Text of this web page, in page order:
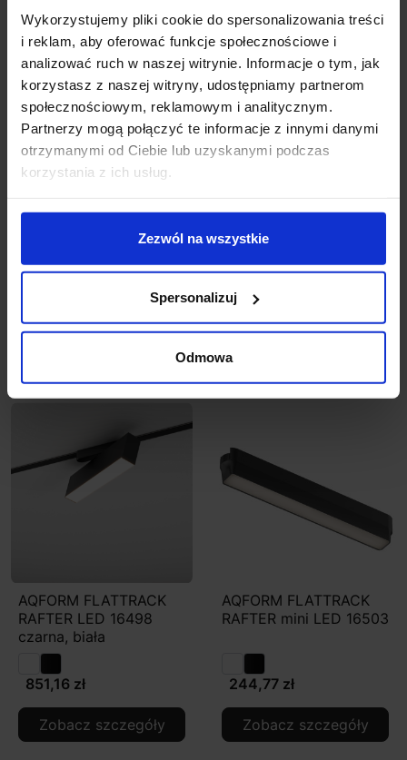
Wykorzystujemy pliki cookie do spersonalizowania treści
i reklam, aby oferować funkcje społecznościowe i
analizować ruch w naszej witrynie. Informacje o tym, jak
korzystasz z naszej witryny, udostępniamy partnerom
społecznościowym, reklamowym i analitycznym.
Partnerzy mogą połączyć te informacje z innymi danymi
otrzymanymi od Ciebie lub uzyskanymi podczas
korzystania z ich usług.
Zezwól na wszystkie
Spersonalizuj
Odmowa
QRLED next reflektor
16496
QRLED next wisząca
16497
884,37 zł
AQFORM FLATTRACK
RAFTER LED 16498
czarna, biała
851,16 zł
Zobacz szczegóły
AQFORM FLATTRACK
RAFTER mini LED 16503
244,77 zł
Zobacz szczegóły